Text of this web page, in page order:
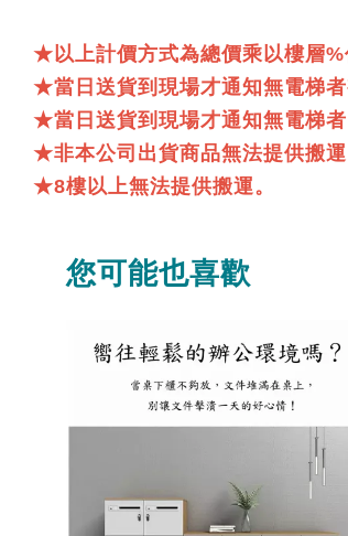
★以上計價方式為總價乘以樓層%
★當日送貨到現場才通知無電梯者
★當日送貨到現場才通知無電梯
★非本公司出貨商品無法提供搬運
★8樓以上無法提供搬運。
您可能也喜歡